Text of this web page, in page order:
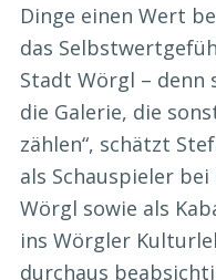
Dinge einen Wert
das
Stadt Wörgl – denn
die Galerie, die
zählen“, schätzt
als Schauspieler
Wörgl sowie als
ins Wörgler
durchaus